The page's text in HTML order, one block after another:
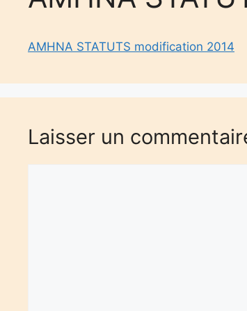
AMHNA STATUTS modification 2014
Laisser un